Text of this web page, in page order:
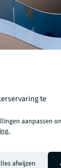
kwam in het
te
aanpassen
afwijzen